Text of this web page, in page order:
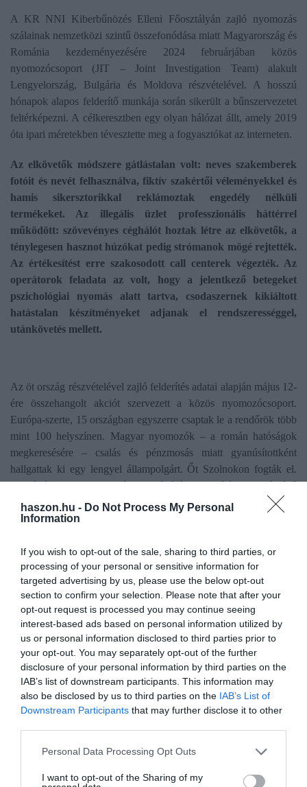
haszon.hu - Do Not Process My Personal
Information
If you wish to opt-out of the sale, sharing to third parties, or
processing of your personal or sensitive information for
targeted advertising by us, please use the below opt-out
section to confirm your selection. Please note that after your
opt-out request is processed you may continue seeing
interest-based ads based on personal information utilized by
us or personal information disclosed to third parties prior to
your opt-out. You may separately opt-out of the further
disclosure of your personal information by third parties on the
IAB’s list of downstream participants. This information may
also be disclosed by us to third parties on the IAB’s List of
Downstream Participants that may further disclose it to other
Please note that this website/app uses one or more Google
not limited to your visit or usage behaviour. You may click to
Personal Data Processing Opt Outs
I want to opt-out of the Sharing of my
A KR NNI Kiberbűnözés Elleni Főosztályán zajló nyomozás
szálainak nemzetközi szintű összefonódása miatt Magyarország és
Románia kezdeményezésére 2024 februárjában közös
nyomozócsoport (JIT – Joint Investigation Team) alakult
Lengyelország, Bulgária és Moldova részvételével. A hosszú
hónapok alapos felderítő munkája során sikerült a bűnszervezetet
feltérképezni. A célkeresztben egy olyan hálózat állt, amely 2019
óta ipari méretekben tévesztette meg a fogyasztókat az interneten.
Az elkövetők módszere gátlástalan volt: neves szakemberek
fotóit és nevét felhasználva, fiktív szakértői véleményekkel és
hamis sikersztorikkal reklámoztak engedély nélküli
termékeket. Az illegális üzlet professzionális háttérrel
működött: szövevényes céghálót hoztak létre az elkövetők, a
ténylegesen hasznot húzókat pedig strómanok mögé rejtették.
Az értékesítést erre szakosodott call centerek végezték. Az
operátorok feladata az volt, hogy a jelentkező betegeket
pszichológiai nyomás alatt tartva, csodaszernek kikiáltott
hatástalan készítményeket adjanak el rendszerességgel,
utánkövetés mellett.
Az öt ország részvételével zajló felderítés adatai alapján május 12-
ére összehangolt akciót szervezett a közös nyomozócsoport.
Európa-szerte, 15 országban egyszerre csaptak le a rendőrök több
mint 100 helyszínen. Magyar nyomozók – a román hatóságok
megkeresésére – csalás és pénzmosás miatt gyanúsítottként
hallgattak ki egy lengyel állampolgárt. Őt Szolnokon fogták el.
Bulgáriában egy, a termékek gyártására szolgáló, ipari léptékű
üzemet számoltak fel, míg Moldovában több szervezőt fogtak el
magyar közreműködéssel.
Olvasd el ezt is!
Holland-amerikai gyógynövényest vizsgál a
versenyhivatal
illegális gyógyszer rendőrség rajtaütés